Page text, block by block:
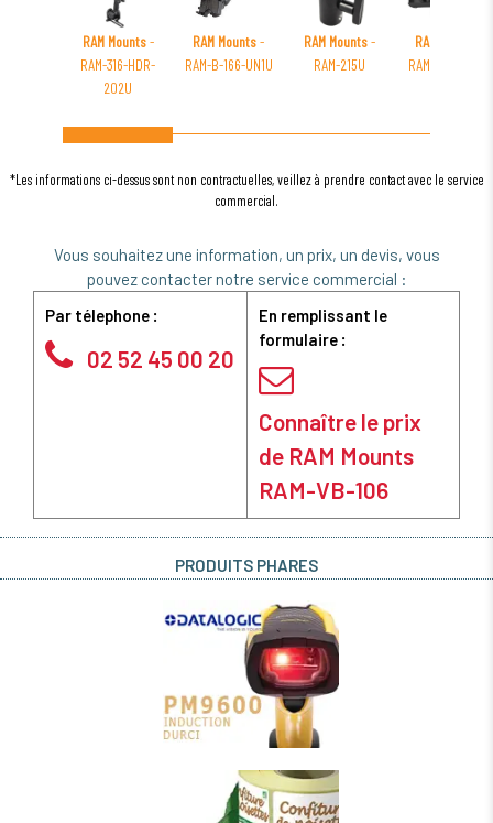
RAM Mounts-
RAM-316-HDR-
202U
RAM Mounts-
RAM-B-166-UN1U
RAM Mounts-
RAM-215U
RAM Mounts
RAM-HOL-ZE21U
*Les informations ci-dessus sont non contractuelles, veillez à prendre contact avec le service
commercial.
Vous souhaitez une information, un prix, un devis, vous
pouvez contacter notre service commercial :
Par télephone :
02 52 45 00 20
En remplissant le
formulaire :
Connaître le prix
de RAM Mounts
RAM-VB-106
PRODUITS PHARES